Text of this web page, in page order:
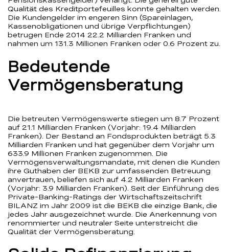
Qualität des Kreditportefeuilles konnte gehalten werden.
Die Kundengelder im engeren Sinn (Spareinlagen,
Kassenobligationen und übrige Verpflichtungen)
betrugen Ende 2014 22.2 Milliarden Franken und
nahmen um 131.3 Millionen Franken oder 0.6 Prozent zu.
Bedeutende
Vermögensberatung
Die betreuten Vermögenswerte stiegen um 8.7 Prozent
auf 21.1 Milliarden Franken (Vorjahr: 19.4 Milliarden
Franken). Der Bestand an Fondsprodukten beträgt 5.3
Milliarden Franken und hat gegenüber dem Vorjahr um
633.9 Millionen Franken zugenommen. Die
Vermögensverwaltungsmandate, mit denen die Kunden
ihre Guthaben der BEKB zur umfassenden Betreuung
anvertrauen, beliefen sich auf 4.2 Milliarden Franken
(Vorjahr: 3.9 Milliarden Franken). Seit der Einführung des
Private-Banking-Ratings der Wirtschaftszeitschrift
BILANZ im Jahr 2009 ist die BEKB die einzige Bank, die
jedes Jahr ausgezeichnet wurde. Die Anerkennung von
renommierter und neutraler Seite unterstreicht die
Qualität der Vermögensberatung.